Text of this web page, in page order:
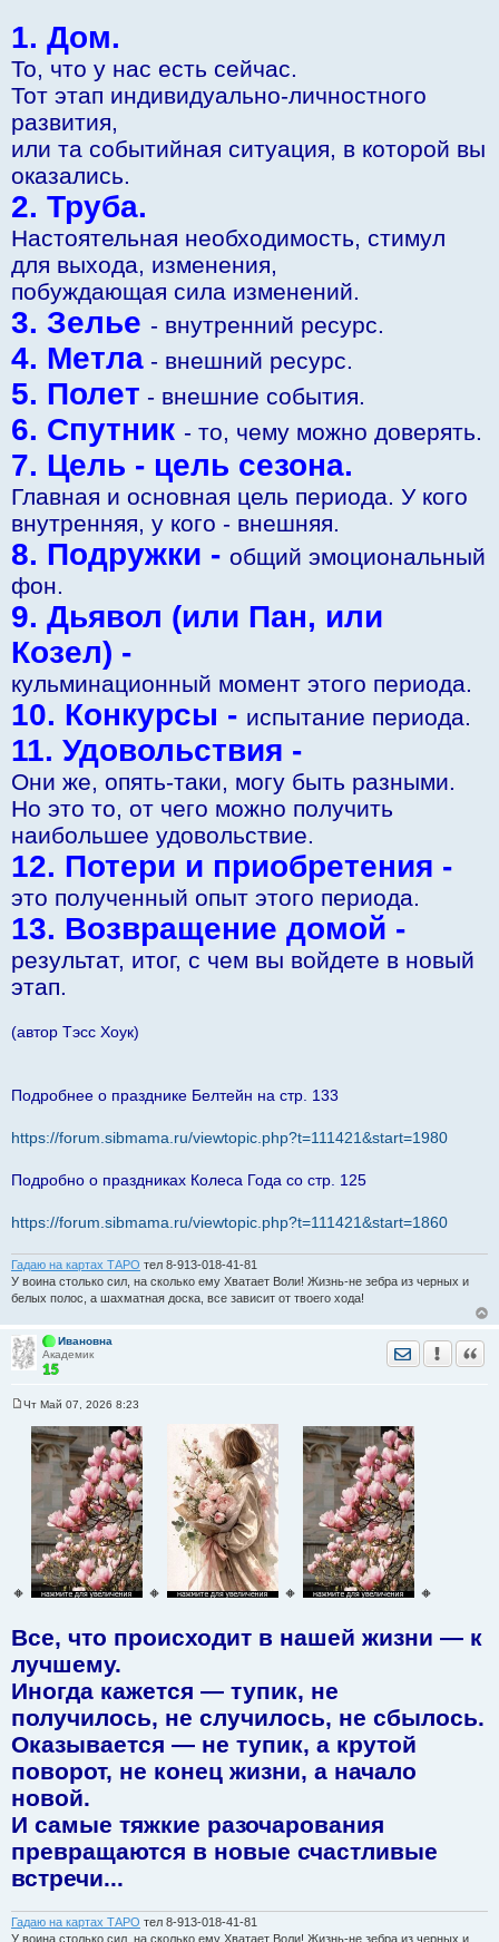
1. Дом.
То, что у нас есть сейчас.
Тот этап индивидуально-личностного
развития,
или та событийная ситуация, в которой вы
оказались.
2. Труба.
Настоятельная необходимость, стимул
для выхода, изменения,
побуждающая сила изменений.
3. Зелье - внутренний ресурс.
4. Метла - внешний ресурс.
5. Полет - внешние события.
6. Спутник - то, чему можно доверять.
7. Цель - цель сезона.
Главная и основная цель периода. У кого
внутренняя, у кого - внешняя.
8. Подружки - общий эмоциональный
фон.
9. Дьявол (или Пан, или
Козел) -
кульминационный момент этого периода.
10. Конкурсы - испытание периода.
11. Удовольствия -
Они же, опять-таки, могу быть разными.
Но это то, от чего можно получить
наибольшее удовольствие.
12. Потери и приобретения -
это полученный опыт этого периода.
13. Возвращение домой -
результат, итог, с чем вы войдете в новый
этап.
(автор Тэсс Хоук)
Подробнее о празднике Белтейн на стр. 133
https://forum.sibmama.ru/viewtopic.php?t=111421&start=1980
Подробно о праздниках Колеса Года со стр. 125
https://forum.sibmama.ru/viewtopic.php?t=111421&start=1860
Гадаю на картах ТАРО тел 8-913-018-41-81
У воина столько сил, на сколько ему Хватает Воли! Жизнь-не зебра из черных и
белых полос, а шахматная доска, все зависит от твоего хода!
Ивановна
Академик
Отправить
Чт Май 07, 2026 8:23
🔸 🔸 🔸 🔸
Все, что происходит в нашей жизни — к
лучшему.
Иногда кажется — тупик, не
получилось, не случилось, не сбылось.
Оказывается — не тупик, а крутой
поворот, не конец жизни, а начало
новой.
И самые тяжкие разочарования
превращаются в новые счастливые
встречи...
Гадаю на картах ТАРО тел 8-913-018-41-81
У воина столько сил, на сколько ему Хватает Воли! Жизнь-не зебра из черных и